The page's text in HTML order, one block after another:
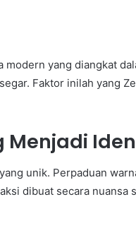
yang diangkat
Faktor inilah yang
Menjadi
unik. Perpaduan
dibuat secara nuansa